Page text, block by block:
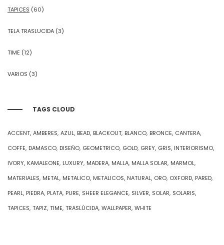
TAPICES (60)
TELA TRASLUCIDA (3)
TIME (12)
VARIOS (3)
TAGS CLOUD
ACCENT AMBERES AZUL BEAD BLACKOUT BLANCO BRONCE CANTERA
COFFE DAMASCO DISEÑO GEOMETRICO GOLD GREY GRIS INTERIORISMO
IVORY KAMALEONE LUXURY MADERA MALLA MALLA SOLAR MARMOL
MATERIALES METAL METALICO METALICOS NATURAL ORO OXFORD PARED
PEARL PIEDRA PLATA PURE SHEER ELEGANCE SILVER SOLAR SOLARIS
TAPICES TAPIZ TIME TRASLÚCIDA WALLPAPER WHITE